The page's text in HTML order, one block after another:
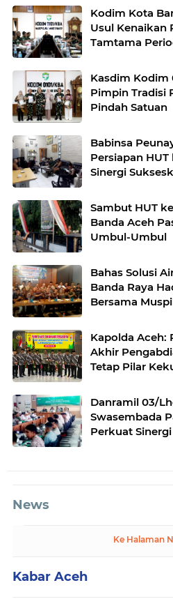
Kodim Kota
Usul Kenaikan
Tamtama
Kasdim Kodim
Pimpin Tradisi
Pindah Satuan
Babinsa
Persiapan
Sinergi
Sambut HUT
Banda Aceh
Umbul-Umbul
Bahas Solusi
Banda Raya
Bersama
Kapolda Aceh:
Akhir
Tetap Pilar
Danramil 03/
Swasembada
Perkuat
News
Ke Halaman
Kabar Aceh